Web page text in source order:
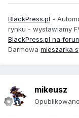
BlackPress.pl -
rynku - wystawiamy
BlackPress.pl na
Darmowa mieszarka
mikeusz
Opublikowano